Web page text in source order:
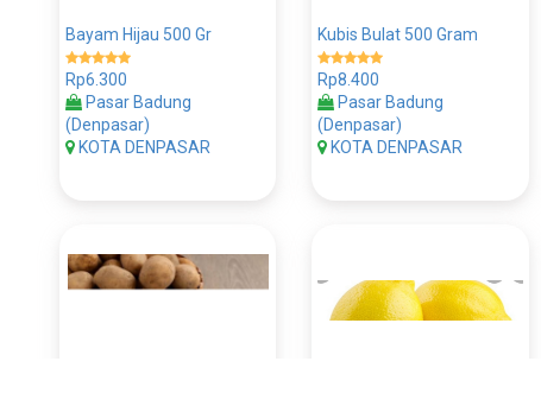
Bayam Hijau 500 Gr
Rp6.300
Pasar Badung
(Denpasar)
KOTA DENPASAR
Kubis Bulat 500 Gram
Rp8.400
Pasar Badung
(Denpasar)
KOTA DENPASAR